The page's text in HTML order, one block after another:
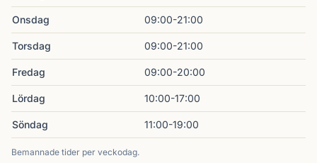
Onsdag 09:00-21:00
Torsdag 09:00-21:00
Fredag 09:00-20:00
Lördag 10:00-17:00
Söndag 11:00-19:00
Bemannade tider per veckodag.